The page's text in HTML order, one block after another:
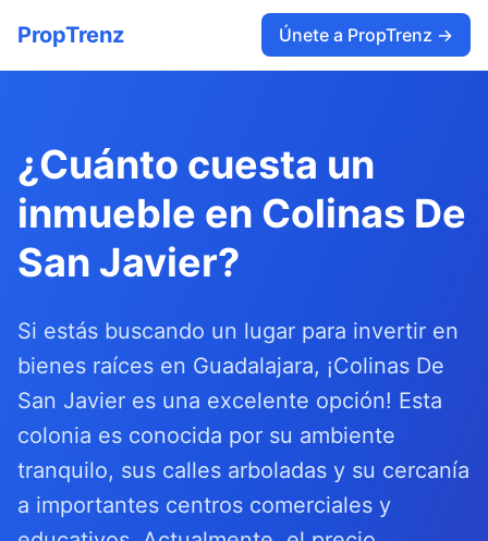
PropTrenz Únete a PropTrenz →
¿Cuánto cuesta un
inmueble en Colinas De
San Javier?
Si estás buscando un lugar para invertir en
bienes raíces en Guadalajara, ¡Colinas De
San Javier es una excelente opción! Esta
colonia es conocida por su ambiente
tranquilo, sus calles arboladas y su cercanía
a importantes centros comerciales y